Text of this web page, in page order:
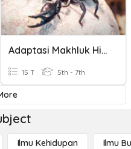
Adaptasi Makhluk Hidup
15 T 5th - 7th
Ilmu Kehidupan Ilmu